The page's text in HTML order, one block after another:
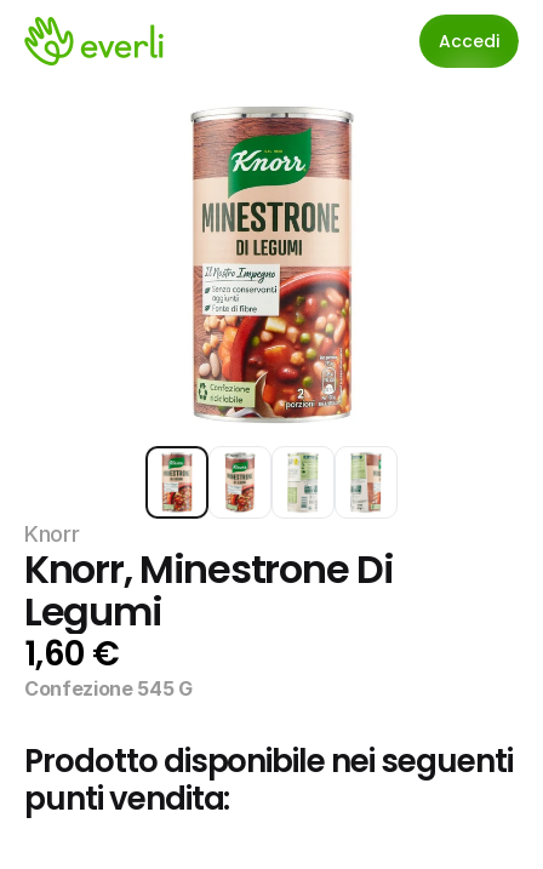
Accedi
Knorr
Knorr, Minestrone Di
Legumi
1,60 €
Confezione 545 G
Prodotto disponibile nei seguenti
punti vendita: